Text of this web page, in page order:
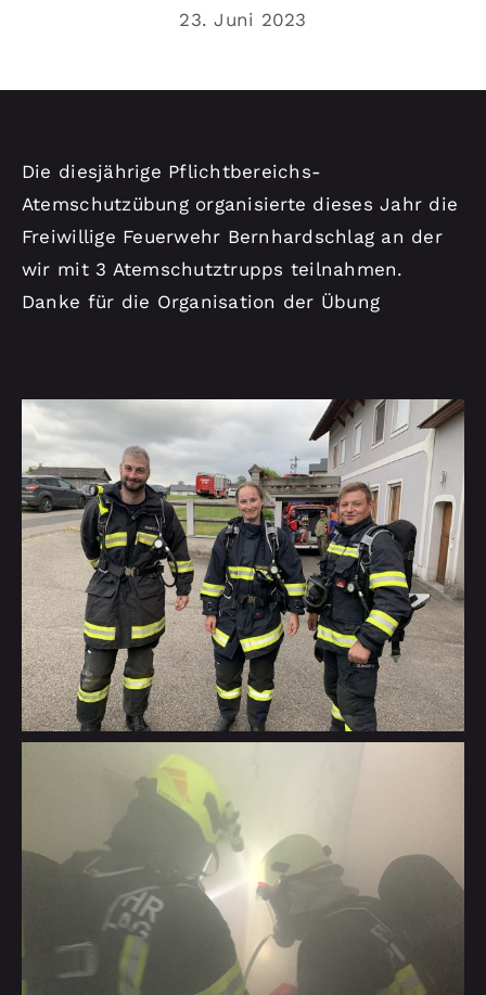
Kontakt
23. Juni 2023
Die diesjährige Pflichtbereichs-
Atemschutzübung organisierte dieses Jahr die
Freiwillige Feuerwehr Bernhardschlag an der
wir mit 3 Atemschutztrupps teilnahmen.
Danke für die Organisation der Übung